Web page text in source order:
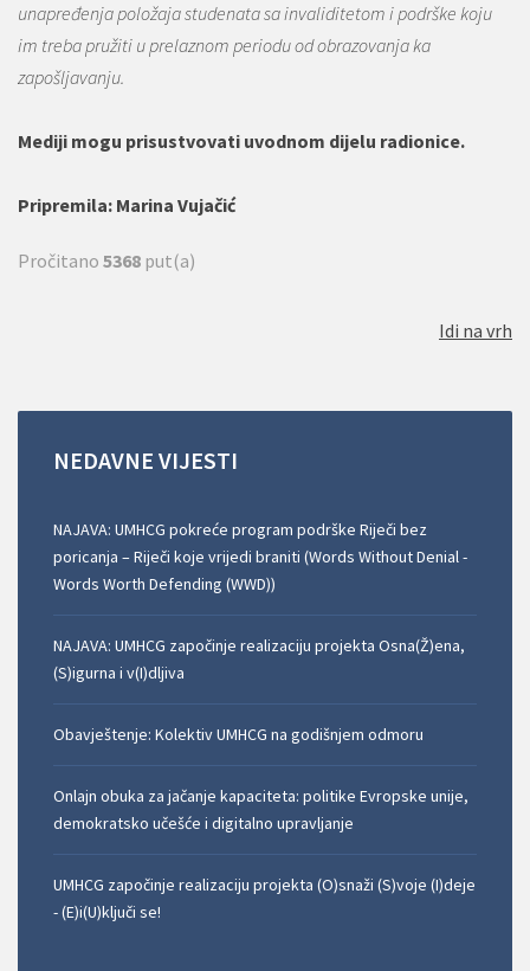
unapređenja položaja studenata sa invaliditetom i podrške koju
im treba pružiti u prelaznom periodu od obrazovanja ka
zapošljavanju.
Mediji mogu prisustvovati uvodnom dijelu radionice.
Pripremila: Marina Vujačić
Pročitano 5368 put(a)
Idi na vrh
NEDAVNE VIJESTI
NAJAVA: UMHCG pokreće program podrške Riječi bez
poricanja – Riječi koje vrijedi braniti (Words Without Denial -
Words Worth Defending (WWD))
NAJAVA: UMHCG započinje realizaciju projekta Osna(Ž)ena,
(S)igurna i v(I)dljiva
Obavještenje: Kolektiv UMHCG na godišnjem odmoru
Onlajn obuka za jačanje kapaciteta: politike Evropske unije,
demokratsko učešće i digitalno upravljanje
UMHCG započinje realizaciju projekta (O)snaži (S)voje (I)deje
- (E)i(U)ključi se!